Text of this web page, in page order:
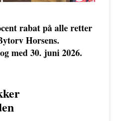
rabat på alle retter
Horsens.
med 30. juni 2026.